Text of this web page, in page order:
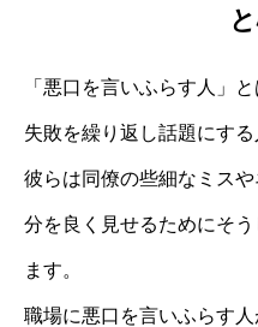
「悪口を言いふらす人」
失敗を繰り返し話題にする
彼らは同僚の些細なミス
分を良く見せるためにそ
ます。
職場に悪口を言いふらす